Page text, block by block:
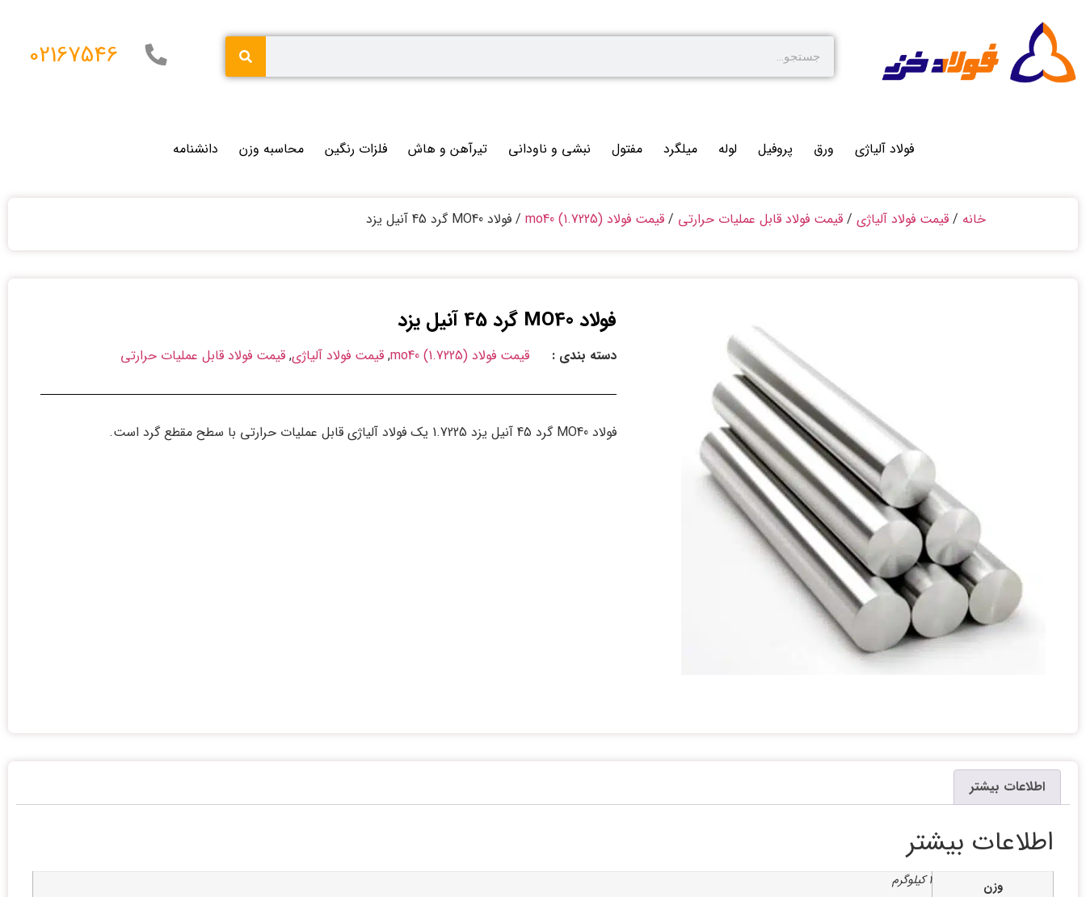
02167546
فولاد آلیاژی ورق پروفیل لوله میلگرد مفتول نبشی و ناودانی تیرآهن و هاش فلزات رنگین محاسبه وزن دانشنامه
خانه / قیمت فولاد آلیاژی / قیمت فولاد قابل عملیات حرارتی / قیمت فولاد mo40 (1.7225) / فولاد MO40 گرد 45 آنیل یزد
فولاد MO40 گرد 45 آنیل یزد
دسته بندی : قیمت فولاد mo40 (1.7225) ,قیمت فولاد آلیاژی,قیمت فولاد قابل عملیات حرارتی
فولاد MO40 گرد 45 آنیل یزد 1.7225 یک فولاد آلیاژی قابل عملیات حرارتی با سطح مقطع گرد است.
اطلاعات بیشتر
اطلاعات بیشتر
وزن
1 کیلوگرم